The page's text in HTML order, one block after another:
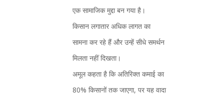
एक सामाजिक मुद्दा बन गया है।
किसान लगातार अधिक लागत का
सामना कर रहे हैं और उन्हें सीधे समर्थन
मिलता नहीं दिखता।
अमूल कहता है कि अतिरिक्त कमाई का
80% किसानों तक जाएगा, पर यह वादा